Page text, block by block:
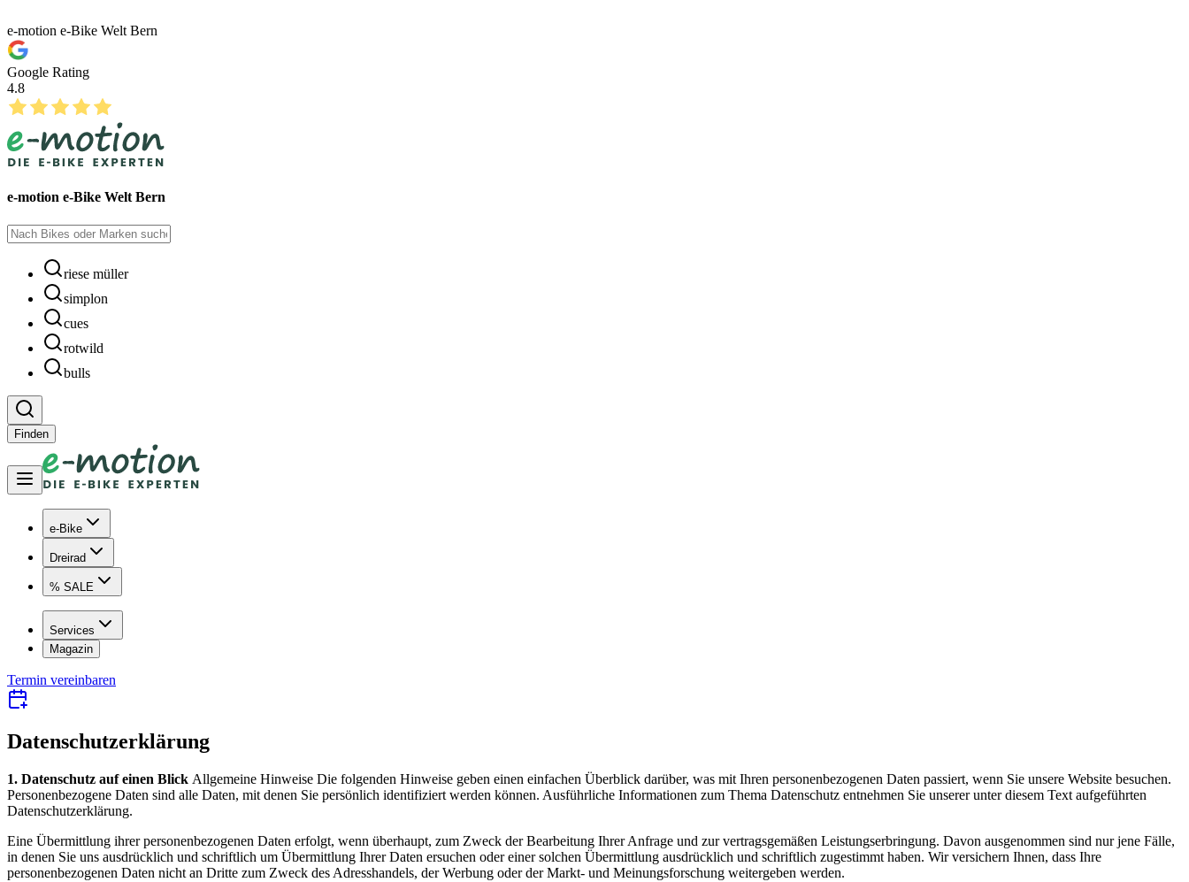
e-motion e-Bike Welt Bern
Google Rating
4.8
e-motion e-Bike Welt Bern
riese müller
simplon
cues
rotwild
bulls
Finden
e-Bike
Dreirad
% SALE
Services
Magazin
Termin vereinbaren
Datenschutzerklärung
1. Datenschutz auf einen Blick Allgemeine Hinweise Die folgenden Hinweise geben einen einfachen Überblick darüber, was mit Ihren personenbezogenen Daten passiert, wenn Sie unsere Website besuchen.
Personenbezogene Daten sind alle Daten, mit denen Sie persönlich identifiziert werden können. Ausführliche Informationen zum Thema Datenschutz entnehmen Sie unserer unter diesem Text aufgeführten
Datenschutzerklärung.
Eine Übermittlung ihrer personenbezogenen Daten erfolgt, wenn überhaupt, zum Zweck der Bearbeitung Ihrer Anfrage und zur vertragsgemäßen Leistungserbringung. Davon ausgenommen sind nur jene Fälle,
in denen Sie uns ausdrücklich und schriftlich um Übermittlung Ihrer Daten ersuchen oder einer solchen Übermittlung ausdrücklich und schriftlich zugestimmt haben. Wir versichern Ihnen, dass Ihre
personenbezogenen Daten nicht an Dritte zum Zweck des Adresshandels, der Werbung oder der Markt- und Meinungsforschung weitergeben werden.